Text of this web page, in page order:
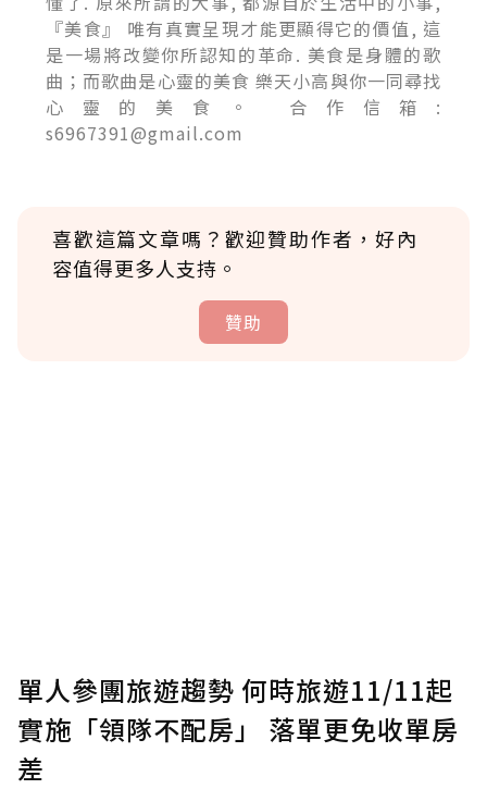
『美食』 唯有真實呈現才能更顯得它的價值, 這
是一場將改變你所認知的革命. 美食是身體的歌
曲；而歌曲是心靈的美食 樂天小高與你一同尋找
心靈的美食。 合作信箱:
s6967391@gmail.com
喜歡這篇文章嗎？歡迎贊助作者，好內
容值得更多人支持。
贊助
確認送出
單人參團旅遊趨勢 何時旅遊11/11起
實施「領隊不配房」 落單更免收單房
差